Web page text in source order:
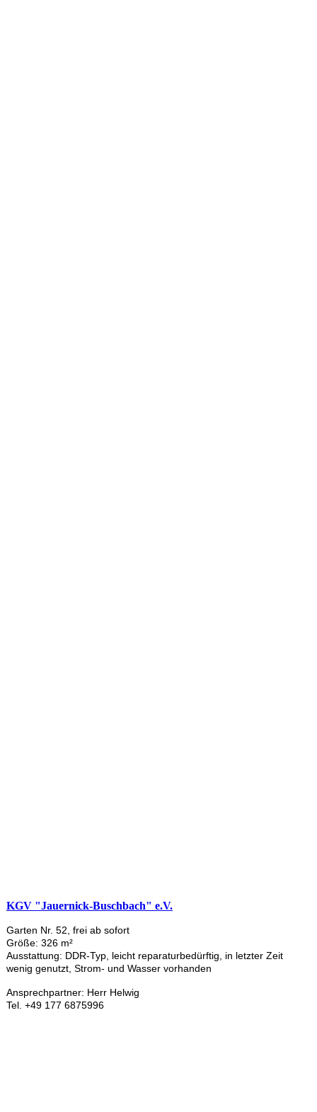
KGV "Jauernick-Buschbach" e.V.
Garten Nr. 52, frei ab sofort
Größe: 326 m²
Ausstattung: DDR-Typ, leicht reparaturbedürftig, in letzter Zeit
wenig genutzt, Strom- und Wasser vorhanden
Ansprechpartner: Herr Helwig
Tel. +49 177 6875996